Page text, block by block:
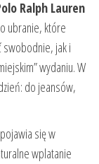
Ralph Lauren
ubranie, które
swobodnie, jak i
wydaniu. W
do jeansów,
się w
wplatanie